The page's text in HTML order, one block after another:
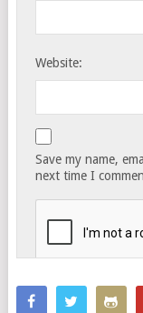
Website:
Save my name,
next time I